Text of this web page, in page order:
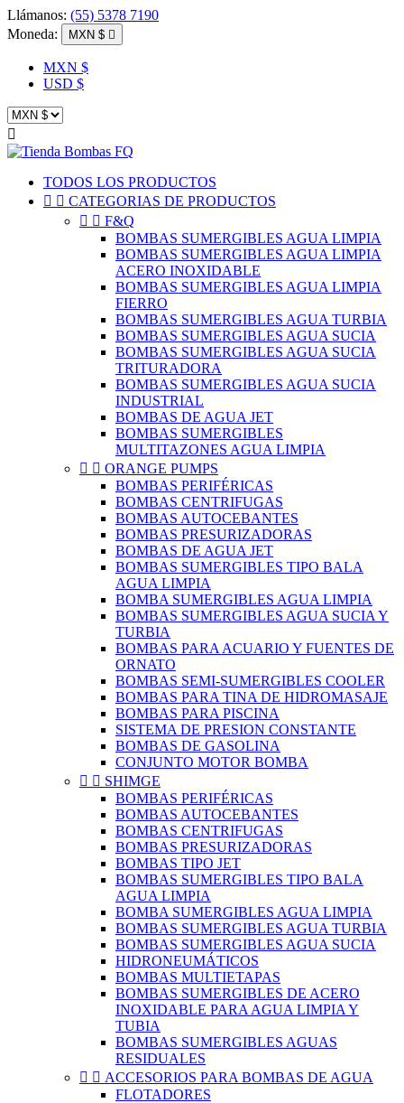
Llámanos: (55) 5378 7190
Moneda:
MXN $ 
MXN $
USD $

TODOS LOS PRODUCTOS
  CATEGORIAS DE PRODUCTOS
  F&Q
BOMBAS SUMERGIBLES AGUA LIMPIA
BOMBAS SUMERGIBLES AGUA LIMPIA
ACERO INOXIDABLE
BOMBAS SUMERGIBLES AGUA LIMPIA
FIERRO
BOMBAS SUMERGIBLES AGUA TURBIA
BOMBAS SUMERGIBLES AGUA SUCIA
BOMBAS SUMERGIBLES AGUA SUCIA
TRITURADORA
BOMBAS SUMERGIBLES AGUA SUCIA
INDUSTRIAL
BOMBAS DE AGUA JET
BOMBAS SUMERGIBLES
MULTITAZONES AGUA LIMPIA
  ORANGE PUMPS
BOMBAS PERIFÉRICAS
BOMBAS CENTRIFUGAS
BOMBAS AUTOCEBANTES
BOMBAS PRESURIZADORAS
BOMBAS DE AGUA JET
BOMBAS SUMERGIBLES TIPO BALA
AGUA LIMPIA
BOMBA SUMERGIBLES AGUA LIMPIA
BOMBAS SUMERGIBLES AGUA SUCIA Y
TURBIA
BOMBAS PARA ACUARIO Y FUENTES DE
ORNATO
BOMBAS SEMI-SUMERGIBLES COOLER
BOMBAS PARA TINA DE HIDROMASAJE
BOMBAS PARA PISCINA
SISTEMA DE PRESION CONSTANTE
BOMBAS DE GASOLINA
CONJUNTO MOTOR BOMBA
  SHIMGE
BOMBAS PERIFÉRICAS
BOMBAS AUTOCEBANTES
BOMBAS CENTRIFUGAS
BOMBAS PRESURIZADORAS
BOMBAS TIPO JET
BOMBAS SUMERGIBLES TIPO BALA
AGUA LIMPIA
BOMBA SUMERGIBLES AGUA LIMPIA
BOMBAS SUMERGIBLES AGUA TURBIA
BOMBAS SUMERGIBLES AGUA SUCIA
HIDRONEUMÁTICOS
BOMBAS MULTIETAPAS
BOMBAS SUMERGIBLES DE ACERO
INOXIDABLE PARA AGUA LIMPIA Y
TUBIA
BOMBAS SUMERGIBLES AGUAS
RESIDUALES
  ACCESORIOS PARA BOMBAS DE AGUA
FLOTADORES